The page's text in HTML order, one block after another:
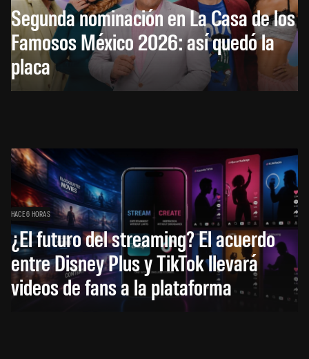
Segunda nominación en La Casa de los
Famosos México 2026: así quedó la
placa
HACE 6 HORAS
¿El futuro del streaming? El acuerdo
entre Disney Plus y TikTok llevará
videos de fans a la plataforma